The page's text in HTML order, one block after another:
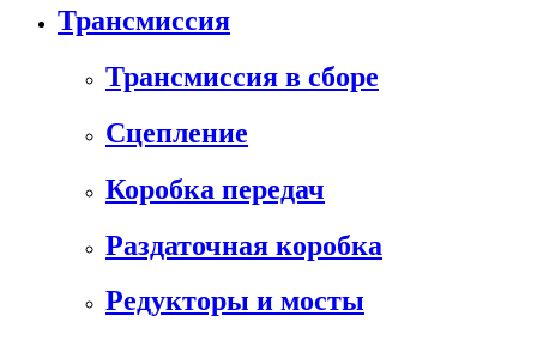
Трансмиссия
Трансмиссия в сборе
Сцепление
Коробка передач
Раздаточная коробка
Редукторы и мосты